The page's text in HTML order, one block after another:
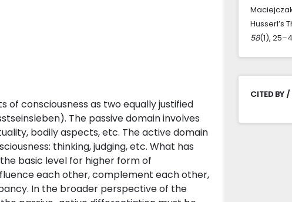
of consciousness as two equally justified
The passive domain involves
bodily aspects, etc. The active domain
thinking, judging, etc. What has
basic level for higher form of
each other, complement each other,
In the broader perspective of the
Husserl’s
58(1),
CITED BY /